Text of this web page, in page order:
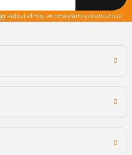
kabul etmiş ve onaylamış olursunuz.